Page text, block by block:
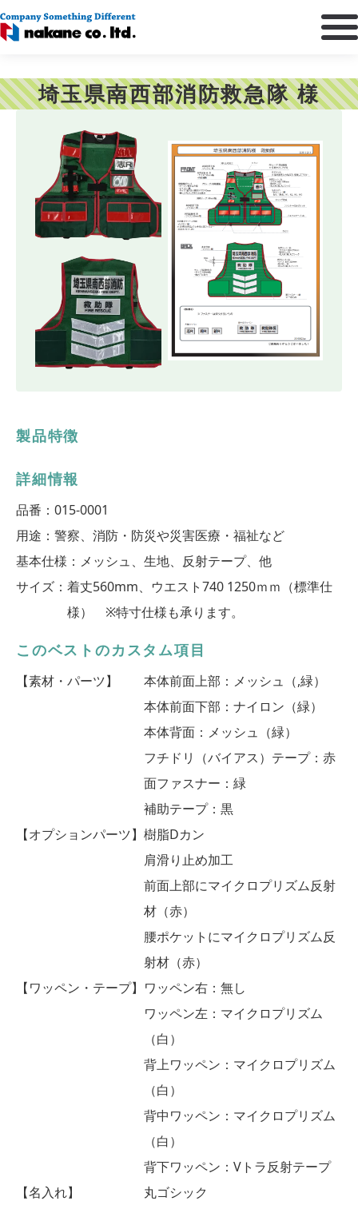
埼玉県南西部消防救急隊 様
製品特徴
詳細情報
品番： 015-0001
用途： 警察、消防・防災や災害医療・福祉など
基本仕様： メッシュ、生地、反射テープ、他
サイズ： 着丈560mm、ウエスト740 1250ｍｍ（標準仕
様） ※特寸仕様も承ります。
このベストのカスタム項目
【素材・パーツ】
本体前面上部：メッシュ（,緑）
本体前面下部：ナイロン（緑）
本体背面：メッシュ（緑）
フチドリ（バイアス）テープ：赤
面ファスナー：緑
補助テープ：黒
【オプションパーツ】 樹脂Dカン
肩滑り止め加工
前面上部にマイクロプリズム反射
材（赤）
腰ポケットにマイクロプリズム反
射材（赤）
【ワッペン・テープ】 ワッペン右：無し
ワッペン左：マイクロプリズム
（白）
背上ワッペン：マイクロプリズム
（白）
背中ワッペン：マイクロプリズム
（白）
背下ワッペン：Vトラ反射テープ
【名入れ】
丸ゴシック